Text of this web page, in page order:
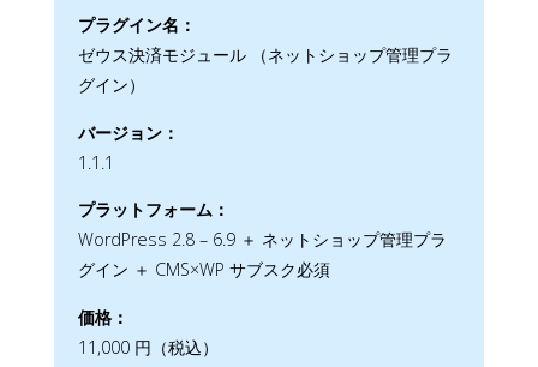
プラグイン名：
ゼウス決済モジュール （ネットショップ管理プラ
グイン）
バージョン：
1.1.1
プラットフォーム：
WordPress 2.8 – 6.9 ＋ ネットショップ管理プラ
グイン ＋ CMS×WP サブスク必須
価格：
11,000 円（税込）